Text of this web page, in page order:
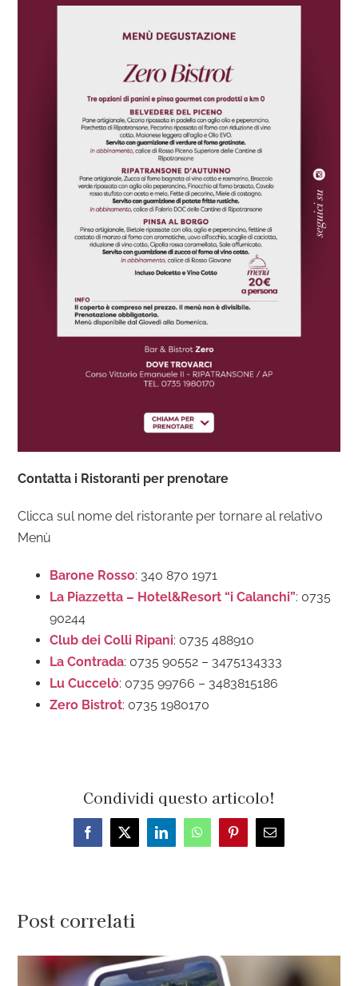
Contatta i Ristoranti per prenotare
Clicca sul nome del ristorante per tornare al relativo
Menù
Barone Rosso: 340 870 1971
La Piazzetta – Hotel&Resort “i Calanchi”: 0735
90244
Club dei Colli Ripani: 0735 488910
La Contrada: 0735 90552 – 3475134333
Lu Cuccelò: 0735 99766 – 3483815186
Zero Bistrot: 0735 1980170
Condividi questo articolo!
Facebook
X LinkedInWhatsAppPinterestEmail
Post correlati